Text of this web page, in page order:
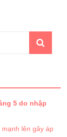
5 do nhập
lên gây áp